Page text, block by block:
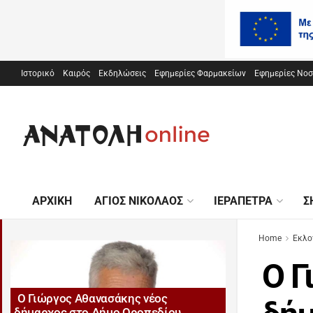
Ο Γιώργος Αθανασάκης νέος
Ιστορικό Καιρός Εκδηλώσεις Εφημερίες Φαρμακείων Εφημερίες
ΑΡΧΙΚΉ ΆΓΙΟΣ ΝΙΚΌΛΑΟΣ ΙΕΡΆΠΕΤΡΑ
Home
Ο